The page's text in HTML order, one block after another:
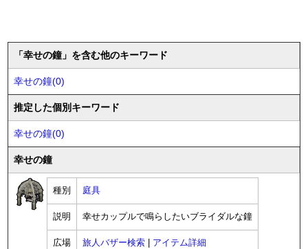
「幸せの鐘」を含む他のキーワード
幸せの鐘(0)
推定した個別キーワード
幸せの鐘(0)
幸せの鐘
種別 庭具
説明 幸せカップルで鳴らしたいブライダルな鐘
広場 旅人バザー検索 アイテム詳細